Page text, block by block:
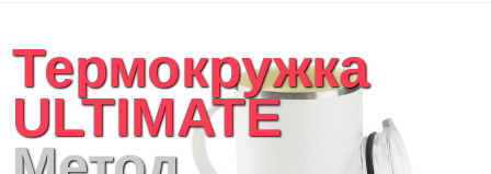
Термокружка
ULTIMATE